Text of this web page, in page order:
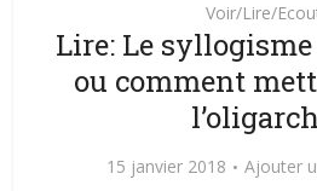
Voir/Lire/
Lire: Le
ou comment
15 janvier 2018 Ajouter